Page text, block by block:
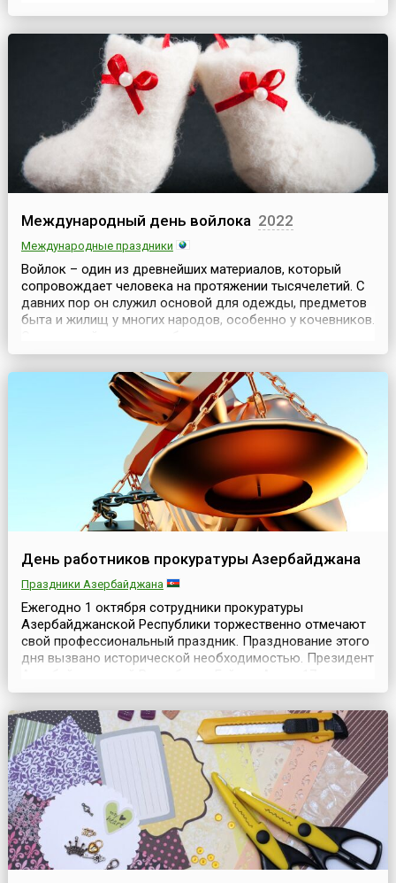
результате объединения в октябре 1961 года была
образована Федеративная Республика Камерун, в
которую вошли два государства: бывшая французская
Международный день войлока 2022
Международные праздники
Войлок – один из древнейших материалов, который
сопровождает человека на протяжении тысячелетий. С
давних пор он служил основой для одежды, предметов
быта и жилищ у многих народов, особенно у кочевников.
как художественный материал: из него создают
украшения, одежду, аксессуары и декоративные
предметы. В честь этого уникального материала еже...
День работников прокуратуры Азербайджана
Праздники Азербайджана
Ежегодно 1 октября сотрудники прокуратуры
Азербайджанской Республики торжественно отмечают
свой профессиональный праздник. Празднование этого
дня вызвано исторической необходимостью. Президент
1998 года подписал распоряжение о проведении 1
октября профессионального праздника работников
прокуратуры Азербайджанской Республики
основываясь на том, чт...